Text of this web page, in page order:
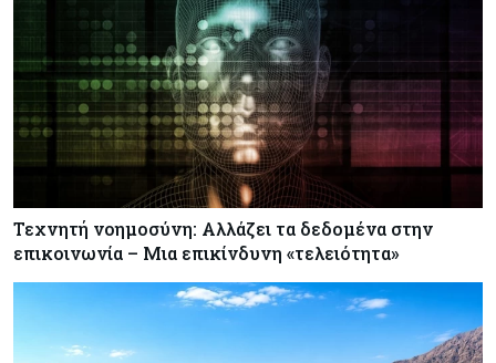
Τεχνητή νοημοσύνη: Αλλάζει τα δεδομένα στην
επικοινωνία – Μια επικίνδυνη «τελειότητα»